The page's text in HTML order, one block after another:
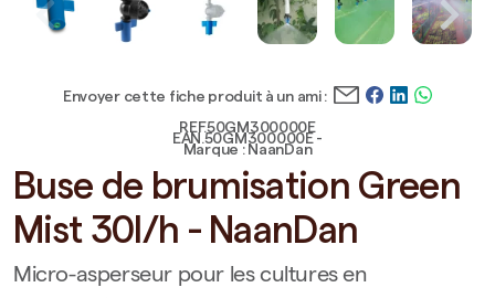
Marque : NaanDan
EAN.50GM300000E -
REF.50GM300000E
Envoyer cette fiche produit à un ami :
Buse de brumisation Green
Mist 30l/h - NaanDan
Micro-asperseur pour les cultures en